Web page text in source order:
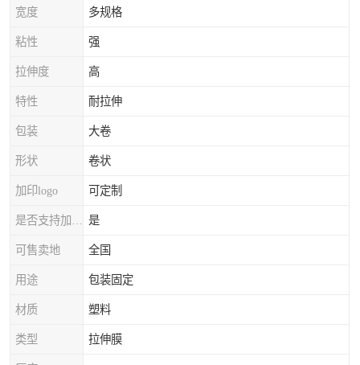
宽度 多规格
粘性 强
拉伸度 高
特性 耐拉伸
包装 大卷
形状 卷状
加印logo 可定制
是
可售卖地 全国
用途 包装固定
材质 塑料
类型 拉伸膜